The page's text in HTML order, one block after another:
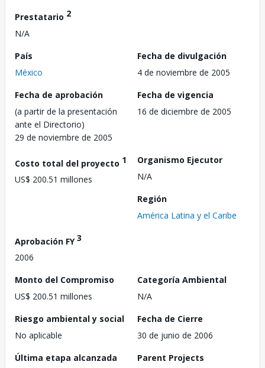
Prestatario 2
N/A
País
México
Fecha de divulgación
4 de noviembre de 2005
Fecha de aprobación
(a partir de la presentación
ante el Directorio)
29 de noviembre de 2005
Fecha de vigencia
16 de diciembre de 2005
Costo total del proyecto 1
US$ 200.51 millones
Organismo Ejecutor
N/A
Región
América Latina y el Caribe
Aprobación FY3
2006
Monto del Compromiso
US$ 200.51 millones
Categoría Ambiental
N/A
Riesgo ambiental y social
No aplicable
Fecha de Cierre
30 de junio de 2006
Última etapa alcanzada
Parent Projects